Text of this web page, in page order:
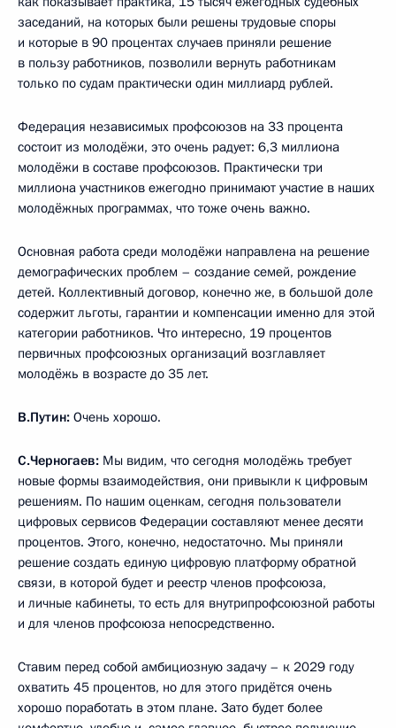
заседаний, на которых были решены трудовые споры
и которые в 90 процентах случаев приняли решение
в пользу работников, позволили вернуть работникам
только по судам практически один миллиард рублей.
Федерация независимых профсоюзов на 33 процента
состоит из молодёжи, это очень радует: 6,3 миллиона
молодёжи в составе профсоюзов. Практически три
миллиона участников ежегодно принимают участие в наших
молодёжных программах, что тоже очень важно.
Основная работа среди молодёжи направлена на решение
демографических проблем – создание семей, рождение
детей. Коллективный договор, конечно же, в большой доле
содержит льготы, гарантии и компенсации именно для этой
категории работников. Что интересно, 19 процентов
первичных профсоюзных организаций возглавляет
молодёжь в возрасте до 35 лет.
В.Путин: Очень хорошо.
С.Черногаев: Мы видим, что сегодня молодёжь требует
новые формы взаимодействия, они привыкли к цифровым
решениям. По нашим оценкам, сегодня пользователи
цифровых сервисов Федерации составляют менее десяти
процентов. Этого, конечно, недостаточно. Мы приняли
решение создать единую цифровую платформу обратной
связи, в которой будет и реестр членов профсоюза,
и личные кабинеты, то есть для внутрипрофсоюзной работы
и для членов профсоюза непосредственно.
Ставим перед собой амбициозную задачу – к 2029 году
охватить 45 процентов, но для этого придётся очень
хорошо поработать в этом плане. Зато будет более